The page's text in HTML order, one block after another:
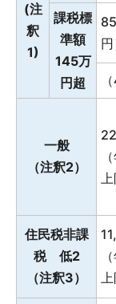
(注
釈
1)
課税標
準額
145万
円超
一般
（注釈2）
住民税非課
税 低2
（注釈3）